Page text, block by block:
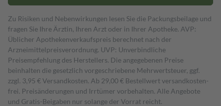
Zu Risiken und Nebenwirkungen lesen Sie die Packungsbeilage und
fragen Sie Ihre Ärztin, Ihren Arzt oder in Ihrer Apotheke. AVP:
Üblicher Apothekenverkaufspreis berechnet nach der
Arzneimittelpreisverordnung. UVP: Unverbindliche
Preisempfehlung des Herstellers. Die angegebenen Preise
beinhalten die gesetzlich vorgeschriebene Mehrwertsteuer, ggf.
zzgl. 3,95 € Versandkosten. Ab 29,00 € Bestell­wert versand­kosten­
frei. Preisänderungen und Irrtümer vorbehalten. Alle Angebote
und Gratis-Beigaben nur solange der Vorrat reicht.